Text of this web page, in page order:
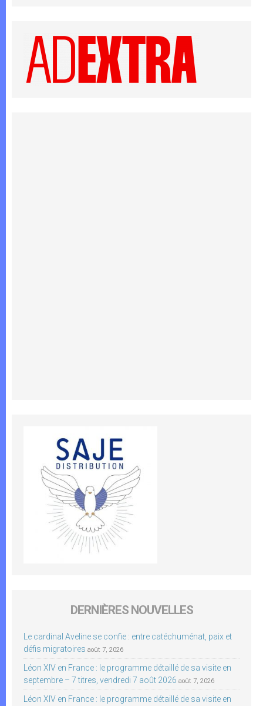
DERNIÈRES NOUVELLES
Le cardinal Aveline se confie : entre catéchuménat, paix et
défis migratoires août 7, 2026
Léon XIV en France : le programme détaillé de sa visite en
septembre – 7 titres, vendredi 7 août 2026 août 7, 2026
Léon XIV en France : le programme détaillé de sa visite en